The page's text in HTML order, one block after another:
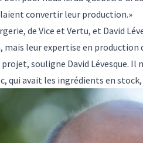
convertir leur production.»
de Vice et Vertu, et David
leur expertise en
souligne David Lévesque.
qui avait les ingrédients en